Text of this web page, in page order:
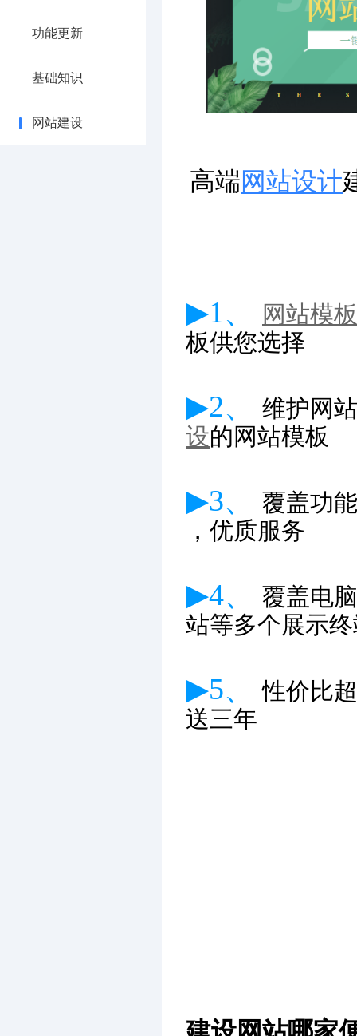
功能更新
基础知识
网站建设
高端网站设计
▶1、
网站模板
板供您选择
▶2、
维护网
设的网站模板
▶3、
覆盖功
，优质服务
▶4、
覆盖电
站等多个展示
▶5、性价比
送三年